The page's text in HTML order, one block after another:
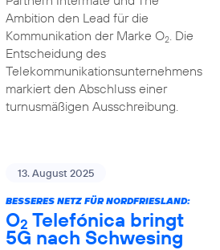
Ambition den Lead für die
Kommunikation der Marke O2. Die
Entscheidung des
Telekommunikationsunternehmens
markiert den Abschluss einer
turnusmäßigen Ausschreibung.
13. August 2025
BESSERES NETZ FÜR NORDFRIESLAND:
O2 Telefónica bringt
5G nach Schwesing